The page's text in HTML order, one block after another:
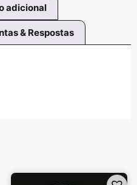
adicional
& Respostas